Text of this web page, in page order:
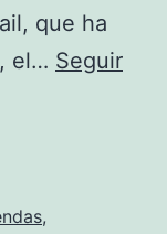
que ha
el… Seguir
,